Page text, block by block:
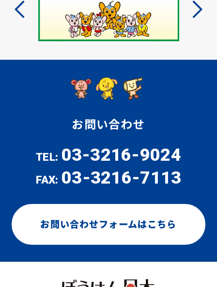
お問い合わせ
TEL: 03-3216-9024
FAX: 03-3216-7113
お問い合わせフォームはこちら